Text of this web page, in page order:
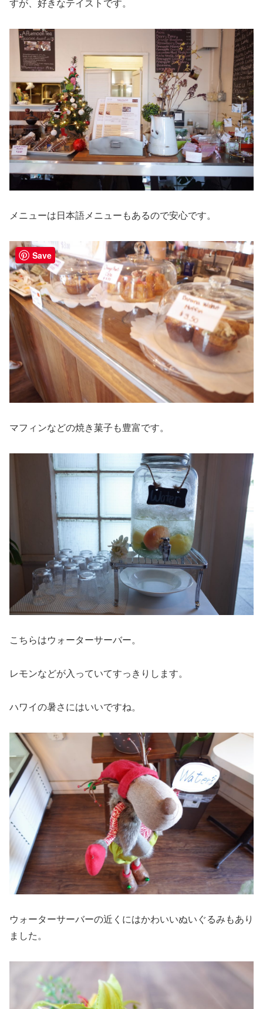
すが、好きなテイストです。
メニューは日本語メニューもあるので安心です。
マフィンなどの焼き菓子も豊富です。
こちらはウォーターサーバー。
レモンなどが入っていてすっきりします。
ハワイの暑さにはいいですね。
ウォーターサーバーの近くにはかわいいぬいぐるみもあり
ました。
Save